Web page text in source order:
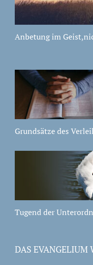
Anbetung im
Grundsätze des
Tugend der
DAS EVANGELIUM